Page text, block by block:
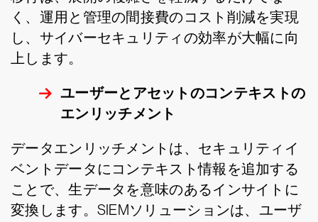
く、運用と管理の間接費のコスト削減を実現
し、サイバーセキュリティの効率が大幅に向
上します。
ユーザーとアセットのコンテキストの
エンリッチメント
データエンリッチメントは、セキュリティイ
ベントデータにコンテキスト情報を追加する
ことで、生データを意味のあるインサイトに
変換します。SIEMソリューションは、ユーザ